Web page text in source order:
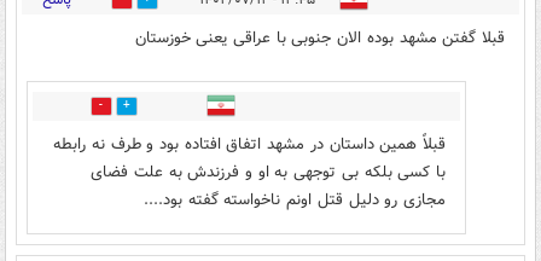
قبلا گفتن مشهد بوده الان جنوبی با عراقی یعنی خوزستان
0
قبلاً همین داستان در مشهد اتفاق افتاده بود و طرف نه رابطه
با کسی بلکه بی توجهی به او و فرزندش به علت فضای
مجازی رو دلیل قتل اونم ناخواسته گفته بود....